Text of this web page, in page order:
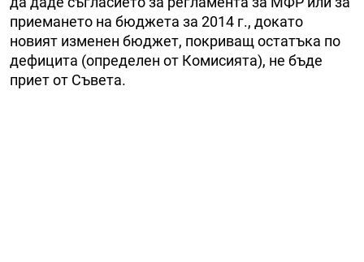
приемането на бюджета за 2014 г., докато
новият изменен бюджет, покриващ остатъка по
дефицита (определен от Комисията), не бъде
приет от Съвета.